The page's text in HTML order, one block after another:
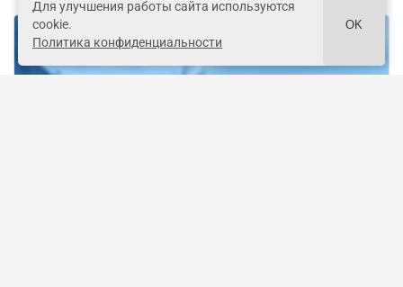
Для улучшения работы сайта используются
cookie.
Политика конфиденциальности
OK